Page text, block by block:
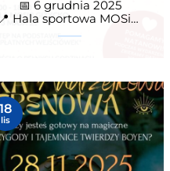
📅 6 grudnia 2025
📍 Hala sportowa MOSiR,
Giżycko
w Twierdzy Boyen –
nocna gra terenowa
listopada 2025
Boyen Giżycko
18
lis